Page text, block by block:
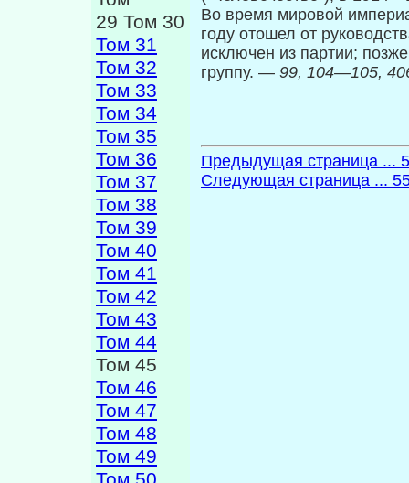
29 Том 30
Том 31
Том 32
Том 33
Том 34
Том 35
Том 36
Том 37
Том 38
Том 39
Том 40
Том 41
Том 42
Том 43
Том 44
Том 45
Том 46
Том 47
Том 48
Том 49
Во время мировой
году отошел от
исключен из партии;
группу. — 99, 104—105,
Предыдущая страница ...
Следующая страница ...